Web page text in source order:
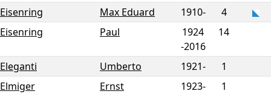
Eisenring
Max Eduard 1910-
4
Eisenring
Paul
1924
-2016
14
Eleganti Umberto 1921-
1
Elmiger
Ernst 1923-
1